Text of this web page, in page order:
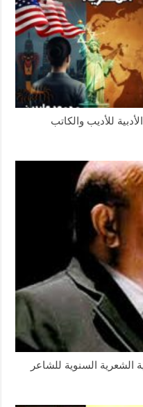
للأديب والكاتب
الشعرية السنوية للشاعر